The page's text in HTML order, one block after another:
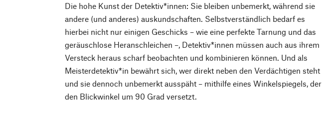
Die hohe Kunst der Detektiv*innen: Sie bleiben unbemerkt, während sie
andere (und anderes) auskundschaften. Selbstverständlich bedarf es
hierbei nicht nur einigen Geschicks – wie eine perfekte Tarnung und das
geräuschlose Heranschleichen –, Detektiv*innen müssen auch aus ihrem
Versteck heraus scharf beobachten und kombinieren können. Und als
Meisterdetektiv*in bewährt sich, wer direkt neben den Verdächtigen steht
und sie dennoch unbemerkt ausspäht – mithilfe eines Winkelspiegels, der
den Blickwinkel um 90 Grad versetzt.